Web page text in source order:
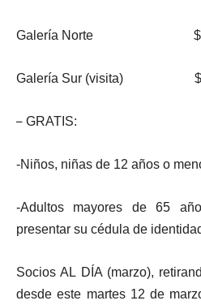
Galería Norte
Galería Sur (visita)
– GRATIS:
-Niños, niñas de 12 años o
-Adultos mayores de 65
presentar su cédula de
Socios AL DÍA (marzo),
desde este martes 12 de